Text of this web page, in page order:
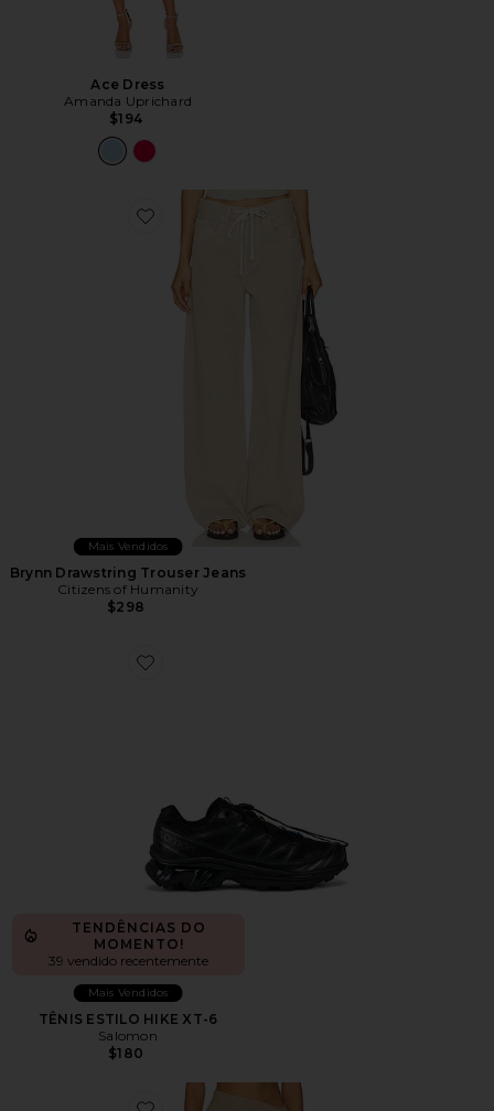
Ace Dress
Amanda Uprichard
$194
Favorite Brynn Drawstring Trouser Jeans
Mais Vendidos
Brynn Drawstring Trouser Jeans
Citizens of Humanity
$298
Favorite TÊNIS ESTILO HIKE XT-6
TENDÊNCIAS DO
MOMENTO!
39 vendido recentemente
Mais Vendidos
TÊNIS ESTILO HIKE XT-6
Salomon
$180